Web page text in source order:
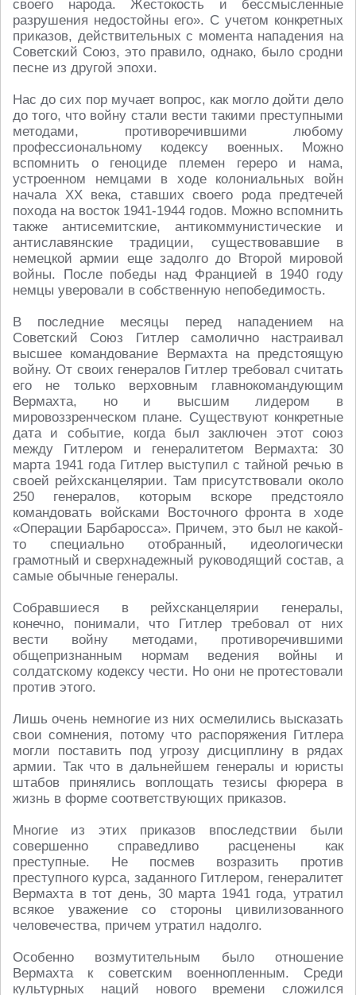
своего народа. Жестокость и бессмысленные
разрушения недостойны его». С учетом конкретных
приказов, действительных с момента нападения на
Советский Союз, это правило, однако, было сродни
песне из другой эпохи.
Нас до сих пор мучает вопрос, как могло дойти дело
до того, что войну стали вести такими преступными
методами, противоречившими любому
профессиональному кодексу военных. Можно
вспомнить о геноциде племен гереро и нама,
устроенном немцами в ходе колониальных войн
начала ХХ века, ставших своего рода предтечей
похода на восток 1941-1944 годов. Можно вспомнить
также антисемитские, антикоммунистические и
антиславянские традиции, существовавшие в
немецкой армии еще задолго до Второй мировой
войны. После победы над Францией в 1940 году
немцы уверовали в собственную непобедимость.
В последние месяцы перед нападением на
Советский Союз Гитлер самолично настраивал
высшее командование Вермахта на предстоящую
войну. От своих генералов Гитлер требовал считать
его не только верховным главнокомандующим
Вермахта, но и высшим лидером в
мировоззренческом плане. Существуют конкретные
дата и событие, когда был заключен этот союз
между Гитлером и генералитетом Вермахта: 30
марта 1941 года Гитлер выступил с тайной речью в
своей рейхсканцелярии. Там присутствовали около
250 генералов, которым вскоре предстояло
командовать войсками Восточного фронта в ходе
«Операции Барбаросса». Причем, это был не какой-
то специально отобранный, идеологически
грамотный и сверхнадежный руководящий состав, а
самые обычные генералы.
Собравшиеся в рейхсканцелярии генералы,
конечно, понимали, что Гитлер требовал от них
вести войну методами, противоречившими
общепризнанным нормам ведения войны и
солдатскому кодексу чести. Но они не протестовали
против этого.
Лишь очень немногие из них осмелились высказать
свои сомнения, потому что распоряжения Гитлера
могли поставить под угрозу дисциплину в рядах
армии. Так что в дальнейшем генералы и юристы
штабов принялись воплощать тезисы фюрера в
жизнь в форме соответствующих приказов.
Многие из этих приказов впоследствии были
совершенно справедливо расценены как
преступные. Не посмев возразить против
преступного курса, заданного Гитлером, генералитет
Вермахта в тот день, 30 марта 1941 года, утратил
всякое уважение со стороны цивилизованного
человечества, причем утратил надолго.
Особенно возмутительным было отношение
Вермахта к советским военнопленным. Среди
культурных наций нового времени сложился